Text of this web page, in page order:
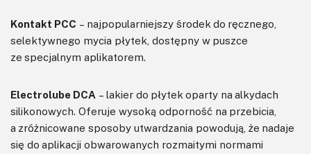
Kontakt PCC – najpopularniejszy środek do ręcznego,
selektywnego mycia płytek, dostępny w puszce
ze specjalnym aplikatorem.
Electrolube DCA – lakier do płytek oparty na alkydach
silikonowych. Oferuje wysoką odporność na przebicia,
a zróżnicowane sposoby utwardzania powodują, że nadaje
się do aplikacji obwarowanych rozmaitymi normami